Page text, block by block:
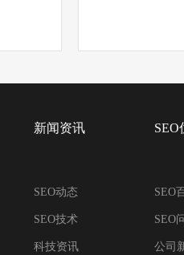
新闻资讯
SEO动态
SEO技术
科技资讯
SEO
SEO
SEO
公司